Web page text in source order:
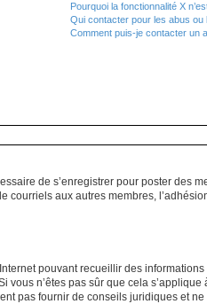
Pourquoi la fonctionnalité X
Qui contacter pour les abus
Comment puis-je contacter un
de s’enregistrer pour poster des
aux autres membres,
pouvant recueillir des
n’êtes pas sûr que cela
pas fournir de conseils juridiques et